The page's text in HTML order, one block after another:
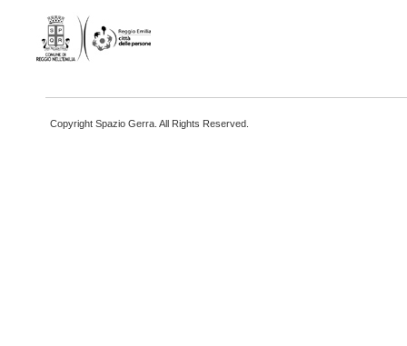
Copyright Spazio Gerra. All Rights Reserved.